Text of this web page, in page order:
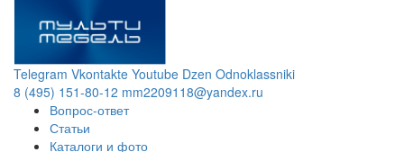
Telegram Vkontakte Youtube Dzen Odnoklassniki
8 (495) 151-80-12 mm2209118@yandex.ru
Вопрос-ответ
Статьи
Каталоги и фото